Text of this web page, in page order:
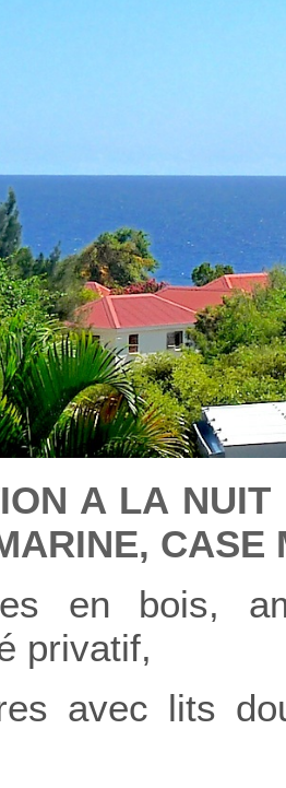
A LA
en bois,
privatif,
avec lits